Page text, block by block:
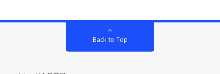
Back to Top